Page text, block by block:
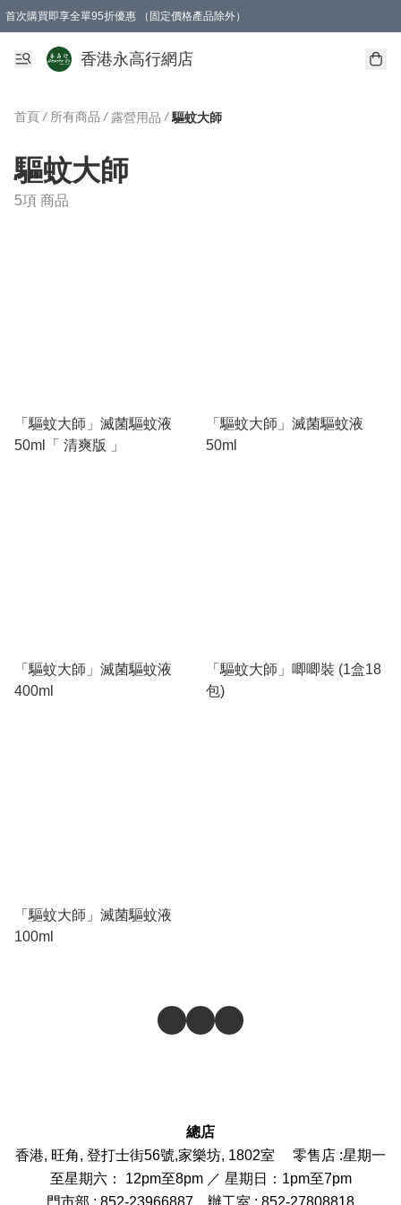
首次購買即享全單95折優惠 （固定價格產品除外）
澳門地區購物滿$800免運費
香港地區購物滿$600免運費
購買滿HK$1000即可免費獲得一個GEARLEX Small Ear Carabiner 2.0 扣環（贈品
香港永高行網店
首頁 / 所有商品 / 露營用品 / 驅蚊大師
驅蚊大師
5項 商品
「驅蚊大師」滅菌驅蚊液
50ml「 清爽版 」
「驅蚊大師」滅菌驅蚊液
50ml
「驅蚊大師」滅菌驅蚊液
400ml
「驅蚊大師」唧唧裝 (1盒18
包)
「驅蚊大師」滅菌驅蚊液
100ml
總店
香港, 旺角, 登打士街56號,家樂坊, 1802室 零售店 :星期一
至星期六： 12pm至8pm ／ 星期日：1pm至7pm
門市部 : 852-23966887 辦工室 : 852-27808818